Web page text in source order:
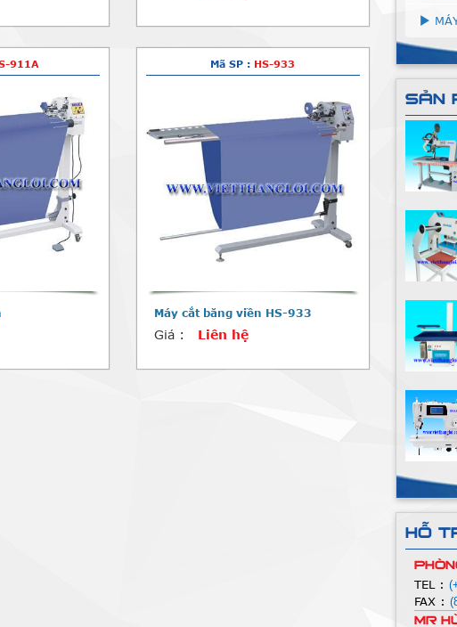
911A Mã SP : HS-933
Máy cắt băng viền HS-933
Giá : Liên hệ
SẢN
HỖ
TEL :
FAX :
Mr